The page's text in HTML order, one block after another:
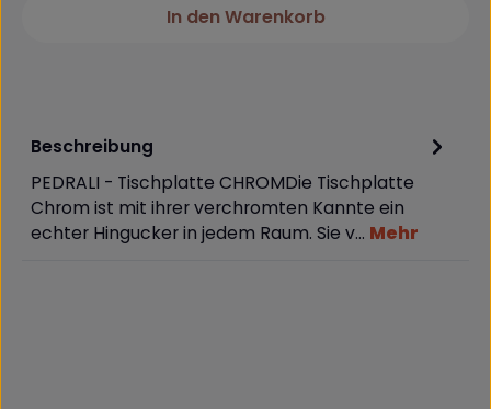
In den Warenkorb
Beschreibung
PEDRALI - Tischplatte CHROMDie Tischplatte
Chrom ist mit ihrer verchromten Kannte ein
echter Hingucker in jedem Raum. Sie v… Mehr